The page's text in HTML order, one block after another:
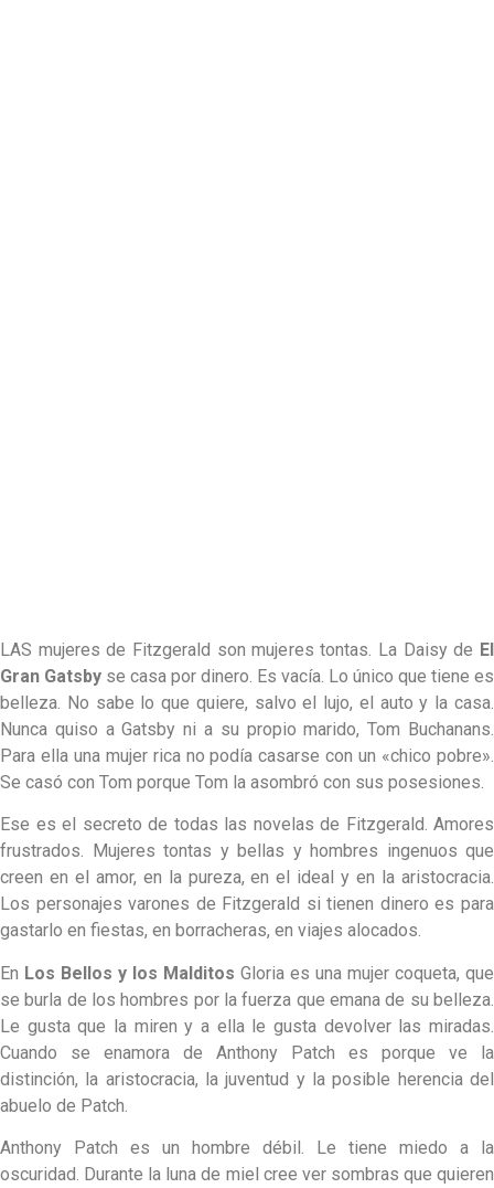
LAS mujeres de Fitzgerald son mujeres tontas. La Daisy de El
Gran Gatsby se casa por dinero. Es vacía. Lo único que tiene es
belleza. No sabe lo que quiere, salvo el lujo, el auto y la casa.
Nunca quiso a Gatsby ni a su propio marido, Tom Buchanans.
Para ella una mujer rica no podía casarse con un «chico pobre».
Se casó con Tom porque Tom la asombró con sus posesiones.
Ese es el secreto de todas las novelas de Fitzgerald. Amores
frustrados. Mujeres tontas y bellas y hombres ingenuos que
creen en el amor, en la pureza, en el ideal y en la aristocracia.
Los personajes varones de Fitzgerald si tienen dinero es para
gastarlo en fiestas, en borracheras, en viajes alocados.
En Los Bellos y los Malditos Gloria es una mujer coqueta, que
se burla de los hombres por la fuerza que emana de su belleza.
Le gusta que la miren y a ella le gusta devolver las miradas.
Cuando se enamora de Anthony Patch es porque ve la
distinción, la aristocracia, la juventud y la posible herencia del
abuelo de Patch.
Anthony Patch es un hombre débil. Le tiene miedo a la
oscuridad. Durante la luna de miel cree ver sombras que quieren